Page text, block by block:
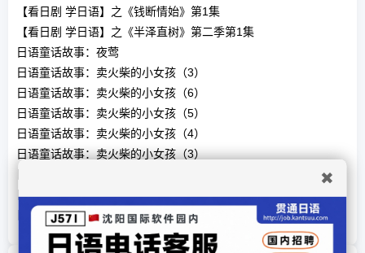
✖
【看日剧 学日语】之《钱断情始》第1集
【看日剧 学日语】之《半泽直树》第二季第1集
日语童话故事：夜莺
日语童话故事：卖火柴的小女孩（3）
日语童话故事：卖火柴的小女孩（6）
日语童话故事：卖火柴的小女孩（5）
日语童话故事：卖火柴的小女孩（4）
日语童话故事：卖火柴的小女孩（3）
日语童话故事：卖火柴的小女孩（1）
日语童话故事：イソップ物語